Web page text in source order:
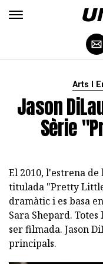
Arts I
Jason
Sèrie
El 2010, l'estrena
titulada "Pretty
dramàtic i es basa
Sara Shepard.
ser filmada. Jason
principals.